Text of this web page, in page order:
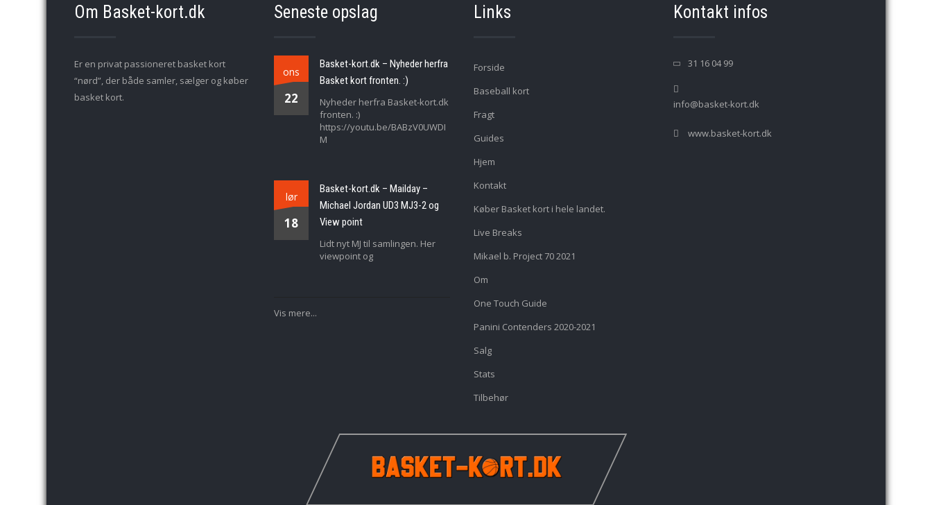
Om Basket-kort.dk
Er en privat passioneret basket kort
“nørd”, der både samler, sælger og køber
basket kort.
Seneste opslag
ons
22
Basket-kort.dk – Nyheder herfra
Basket kort fronten. :)
Nyheder herfra Basket-kort.dk
fronten. :)
https://youtu.be/BABzV0UWDI
M
lør
18
Basket-kort.dk – Mailday –
Michael Jordan UD3 MJ3-2 og
View point
Lidt nyt MJ til samlingen. Her
viewpoint og
Vis mere...
Links
Forside
Baseball kort
Fragt
Guides
Hjem
Kontakt
Køber Basket kort i hele landet.
Live Breaks
Mikael b. Project 70 2021
Om
One Touch Guide
Panini Contenders 2020-2021
Salg
Stats
Tilbehør
Kontakt infos
31 16 04 99
info@basket-kort.dk
www.basket-kort.dk